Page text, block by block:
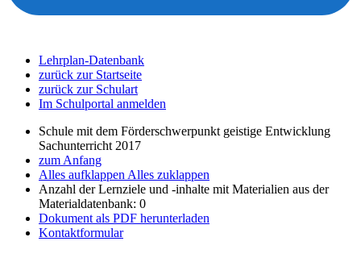
Lehrplan-Datenbank
zurück zur Startseite
zurück zur Schulart
Im Schulportal anmelden
Schule mit dem Förderschwerpunkt geistige Entwicklung
Sachunterricht 2017
zum Anfang
Alles aufklappen Alles zuklappen
Anzahl der Lernziele und -inhalte mit Materialien aus der
Materialdatenbank: 0
Dokument als PDF herunterladen
Kontaktformular